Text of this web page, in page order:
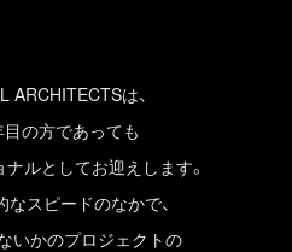
ARCHITECTSは、
の方であっても
ルとしてお迎えします。
スピードのなかで、
いかのプロジェクトの